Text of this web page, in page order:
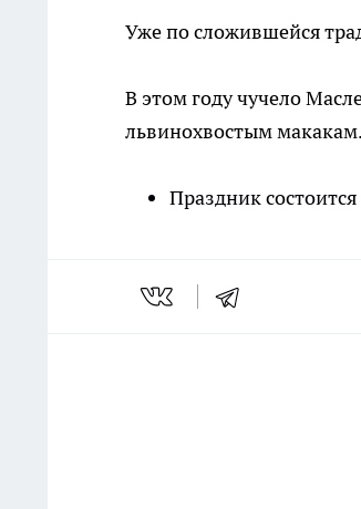
Уже по сложившейся
В этом году чучело
львинохвостым макакам.
Праздник